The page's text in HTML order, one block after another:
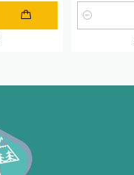
Quantité